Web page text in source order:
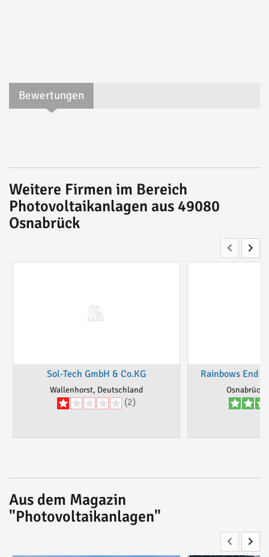
Bewertungen
Weitere Firmen im Bereich
Photovoltaikanlagen aus 49080
Osnabrück
Sol-Tech GmbH & Co.KG
Wallenhorst, Deutschland
(2)
Rainbows End
Aus dem Magazin
"Photovoltaikanlagen"